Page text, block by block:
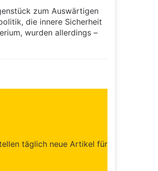
zum Auswärtigen
die innere Sicherheit
wurden allerdings –
täglich neue Artikel für